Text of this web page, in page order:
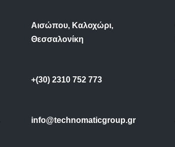
Αισώπου, Καλοχώρι,
Θεσσαλονίκη
+(30) 2310 752 773
info@technomaticgroup.gr